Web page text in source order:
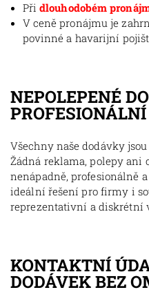
Při dlouhodobém
V ceně pronájmu je
povinné a havarijní
NEPOLEPENÉ
Všechny naše dodávky
Žádná reklama, polepy ani
nenápadně, profesionálně
ideální řešení pro firmy i
reprezentativní a diskrétní
KONTAKTNÍ
DODÁVEK BEZ